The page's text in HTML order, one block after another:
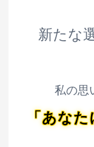
新たな
私の思
「あな